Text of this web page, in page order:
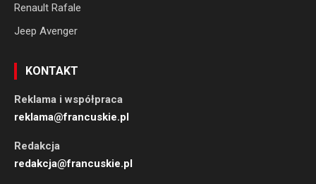
Renault Rafale
Jeep Avenger
KONTAKT
Reklama i współpraca
reklama@francuskie.pl
Redakcja
redakcja@francuskie.pl